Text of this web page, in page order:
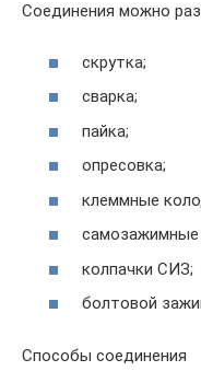
Соединения можно
скрутка;
сварка;
пайка;
опресовка;
клеммные
самозажимные
колпачки СИЗ;
болтовой
Способы соединения